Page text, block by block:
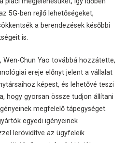
5G-ben rejlő lehetőségeket,
a berendezések későbbi
is.
Wen-Chun Yao továbbá hozzátette,
ereje előnyt jelent a vállalat
képest, és lehetővé teszi
hogy gyorsan össze tudjon állítani
megfelelő tápegységet.
egyedi igényeinek
lerövidítve az ügyfeleik